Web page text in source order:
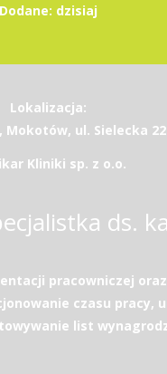
Dodane: dzisiaj
Lokalizacja:
Mokotów, ul. Sielecka 22
Kliniki sp. z o.o.
ds.
pracowniczej
czasu pracy,
list